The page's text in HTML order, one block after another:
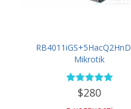
Mikrotik
$280